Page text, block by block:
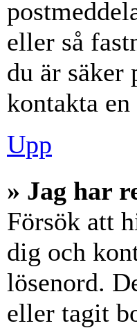
eller så
du är säker
kontakta
Upp
» Jag har
Försök att
dig och
lösenord.
eller tagit